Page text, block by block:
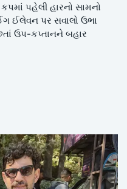
પહેલી હારનો સામનો
ઈલેવન પર સવાલો ઉભા
ઉપ-કપ્તાનને બહાર